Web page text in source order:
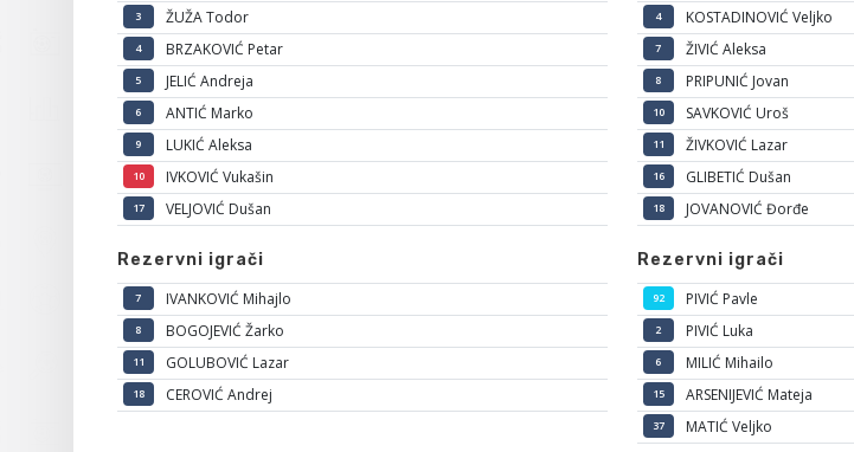
3 ŽUŽA Todor
4 BRZAKOVIĆ Petar
5 JELIĆ Andreja
6 ANTIĆ Marko
9 LUKIĆ Aleksa
10 IVKOVIĆ Vukašin
17 VELJOVIĆ Dušan
Rezervni igrači
7 IVANKOVIĆ Mihajlo
8 BOGOJEVIĆ Žarko
11 GOLUBOVIĆ Lazar
18 CEROVIĆ Andrej
4 KOSTADINOVIĆ Veljko
7 ŽIVIĆ Aleksa
8 PRIPUNIĆ Jovan
10 SAVKOVIĆ Uroš
11 ŽIVKOVIĆ Lazar
16 GLIBETIĆ Dušan
18 JOVANOVIĆ Đorđe
Rezervni igrači
92 PIVIĆ Pavle
2 PIVIĆ Luka
6 MILIĆ Mihailo
15 ARSENIJEVIĆ Mateja
37 MATIĆ Veljko